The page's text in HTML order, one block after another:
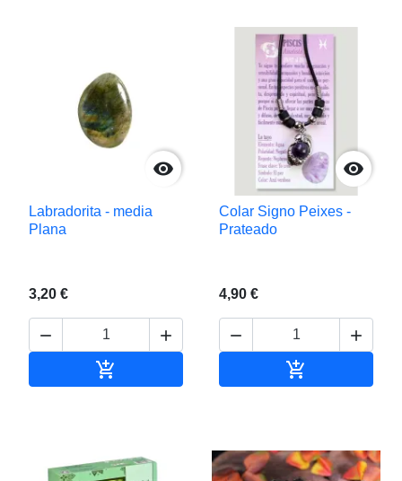

Labradorita - media
Plana
3,20 €
 


Colar Signo Peixes -
Prateado
4,90 €
 
